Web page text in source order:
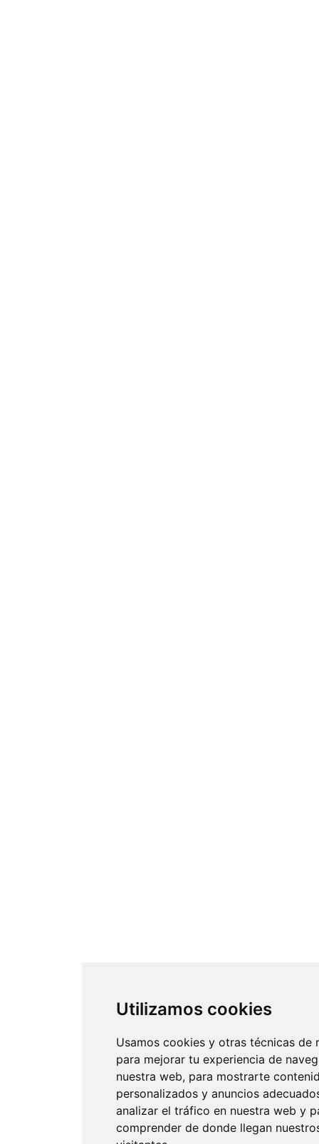
Utilizamos cookies
Usamos cookies y otras técnicas de
para mejorar tu experiencia de
nuestra web, para mostrarte
personalizados y anuncios
analizar el tráfico en nuestra web y
comprender de donde llegan